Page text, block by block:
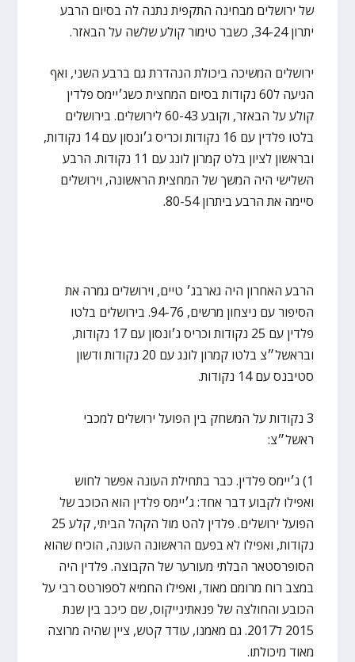
של ירושלים מבחינה התקפית נתנה לה בסיום הרבע
יתרון 34-24, כשבר טימור קולע שלשה על הבאזר.
ירושלים המשיכה ביכולת הנהדרת גם ברבע השני, ואף
הגיעה ל60 נקודות בסיום המחצית כשג׳יימס פלדין
קולע על הבאזר, וקובע 60-43 לירושלים. בירושלים
בלטו פלדין עם 16 נקודות וכריס ג׳ונסון עם 14 נקודות,
ובראשון לציון בלט קמרון לונג עם 11 נקודות. הרבע
השלישי היה המשך של המחצית הראשונה, וירושלים
סיימה את הרבע ביתרון 80-54.
הרבע האחרון היה גארבג׳ טיים, וירושלים גמרה את
הסיפור עם ניצחון מרשים, 94-76. בירושלים בלטו
פלדין עם 25 נקודות וכריס ג׳ונסון עם 17 נקודות,
ובראשל״צ בלטו קמרון לונג עם 20 נקודות ודשון
סטיבנס עם 14 נקודות.
3 נקודות על המשחק בין הפועל ירושלים למכבי
ראשל״צ:
1) ג׳יימס פלדין. כבר בתחילת העונה אפשר לחוש
ואפילו לקבוע דבר אחד: ג׳יימס פלדין הוא הכוכב של
הפועל ירושלים. פלדין להט מול הקהל הביתי, קלע 25
נקודות, ואפילו לא בפעם הראשונה העונה, הוכיח שהוא
הסופרסטאר הבלתי מעורער של הקבוצה. פלדין היה
במצב רוח מרומם מאוד, ואפילו החמיא לספורטס רבי על
הכובע והחולצה של פנאתינייקוס, שם כיכב בין שנת
2015 ל2017. גם מאמנו, עודד קטש, ציין שהיה מרוצה
מאוד מיכולתו.